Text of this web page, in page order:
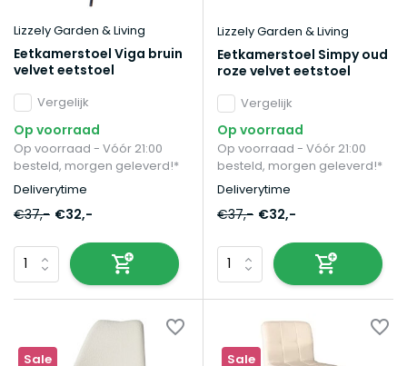
Lizzely Garden & Living
Eetkamerstoel Viga bruin
velvet eetstoel
Vergelijk
Op voorraad
Op voorraad - Vóór 21:00
besteld, morgen geleverd!*
Deliverytime
€37,- €32,-
Lizzely Garden & Living
Eetkamerstoel Simpy oud
roze velvet eetstoel
Vergelijk
Op voorraad
Op voorraad - Vóór 21:00
besteld, morgen geleverd!*
Deliverytime
€37,- €32,-
Sale Sale